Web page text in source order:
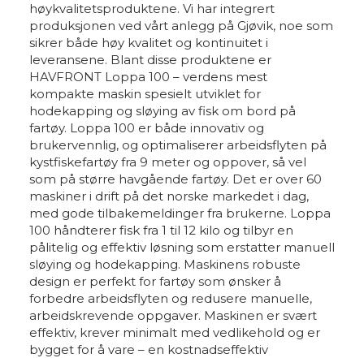
høykvalitetsproduktene. Vi har integrert
produksjonen ved vårt anlegg på Gjøvik, noe som
sikrer både høy kvalitet og kontinuitet i
leveransene. Blant disse produktene er
HAVFRONT Loppa 100 – verdens mest
kompakte maskin spesielt utviklet for
hodekapping og sløying av fisk om bord på
fartøy. Loppa 100 er både innovativ og
brukervennlig, og optimaliserer arbeidsflyten på
kystfiskefartøy fra 9 meter og oppover, så vel
som på større havgående fartøy. Det er over 60
maskiner i drift på det norske markedet i dag,
med gode tilbakemeldinger fra brukerne. Loppa
100 håndterer fisk fra 1 til 12 kilo og tilbyr en
pålitelig og effektiv løsning som erstatter manuell
sløying og hodekapping. Maskinens robuste
design er perfekt for fartøy som ønsker å
forbedre arbeidsflyten og redusere manuelle,
arbeidskrevende oppgaver. Maskinen er svært
effektiv, krever minimalt med vedlikehold og er
bygget for å vare – en kostnadseffektiv